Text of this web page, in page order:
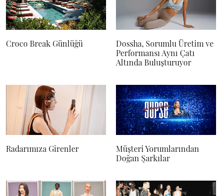
Croco Break Günlüğü
Dossha, Sorumlu Üretim ve
Performansı Aynı Çatı
Altında Buluşturuyor
Radarımıza Girenler
Müşteri Yorumlarından
Doğan Şarkılar